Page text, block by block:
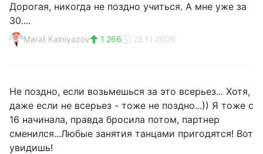
Дорогая, никогда не поздно учиться. А мне уже за
30....
Маrat Kalniyazov 1 266 25.11.2006
Не поздно, если возьмешься за это всерьез... Хотя,
даже если не всерьез - тоже не поздно...)) Я тоже с
16 начинала, правда бросила потом, партнер
сменился...Любые занятия танцами пригодятся! Вот
увидишь!